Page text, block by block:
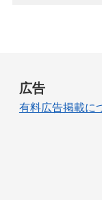
広告
有料広告掲載に